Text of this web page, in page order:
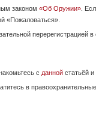
ложе, кронштейн под
законом «Об Оружии» .
«Пожаловаться».
перерегистрацией
с данной статьёй и
в